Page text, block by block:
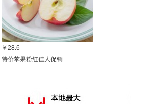
￥28.6
特价苹果粉红佳人促销